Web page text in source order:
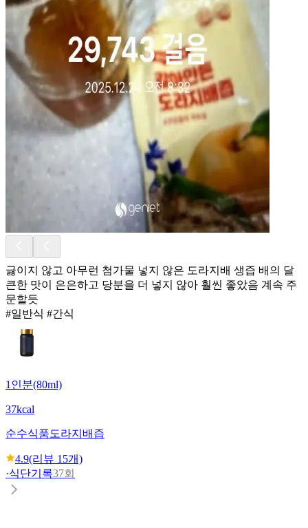
긇이지 않고 아무런 첨가물 넣지 않은 도라지배 생즙 배의 달
큰한 맛이 은은하고 당분을 더 넣지 않아 훨씬 좋았음 계속 주
문할듯
#일반식 #간식
1인분(80ml)
37kcal
순수식품도라지배즙
4.9(리뷰 15개)
·식단기록37회